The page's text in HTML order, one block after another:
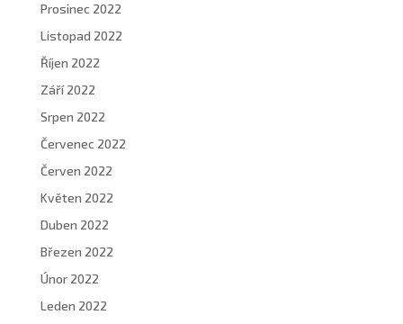
Prosinec 2022
Listopad 2022
Říjen 2022
Září 2022
Srpen 2022
Červenec 2022
Červen 2022
Květen 2022
Duben 2022
Březen 2022
Únor 2022
Leden 2022